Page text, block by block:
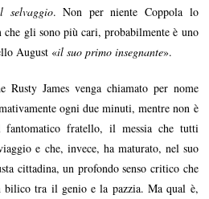
selvaggio. Non per niente Coppola lo
gli sono più cari, probabilmente è uno
August «il suo primo insegnante».
James venga chiamato per nome
ogni due minuti, mentre non è
fratello, il messia che tutti
e che, invece, ha maturato, nel suo
cittadina, un profondo senso critico che
bilico tra il genio e la pazzia. Ma qual è,